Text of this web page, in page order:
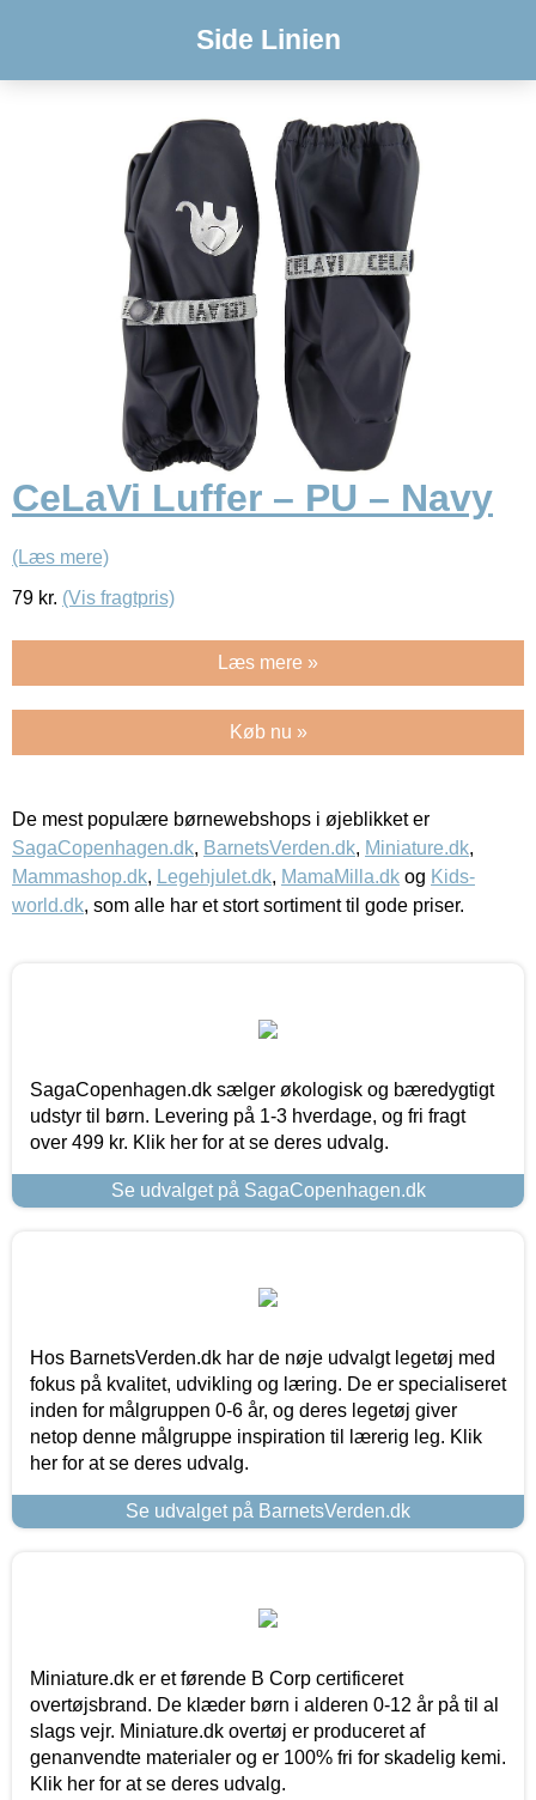
Side Linien
CeLaVi Luffer – PU – Navy
(Læs mere)
79 kr. (Vis fragtpris)
Læs mere »
Køb nu »
De mest populære børnewebshops i øjeblikket er
SagaCopenhagen.dk, BarnetsVerden.dk, Miniature.dk,
Mammashop.dk, Legehjulet.dk, MamaMilla.dk og Kids-
world.dk, som alle har et stort sortiment til gode priser.
SagaCopenhagen.dk sælger økologisk og bæredygtigt
udstyr til børn. Levering på 1-3 hverdage, og fri fragt
over 499 kr. Klik her for at se deres udvalg.
Se udvalget på SagaCopenhagen.dk
Hos BarnetsVerden.dk har de nøje udvalgt legetøj med
fokus på kvalitet, udvikling og læring. De er specialiseret
inden for målgruppen 0-6 år, og deres legetøj giver
netop denne målgruppe inspiration til lærerig leg. Klik
her for at se deres udvalg.
Se udvalget på BarnetsVerden.dk
Miniature.dk er et førende B Corp certificeret
overtøjsbrand. De klæder børn i alderen 0-12 år på til al
slags vejr. Miniature.dk overtøj er produceret af
genanvendte materialer og er 100% fri for skadelig kemi.
Klik her for at se deres udvalg.